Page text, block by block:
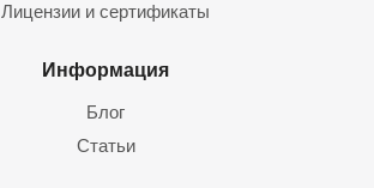
Лицензии и сертификаты
Информация
Блог
Статьи